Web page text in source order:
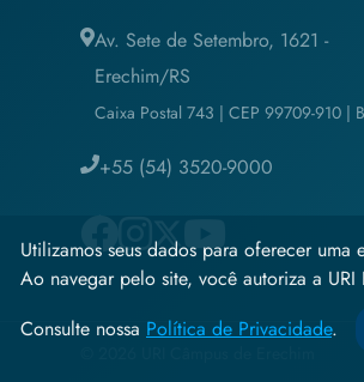
Av. Sete de Setembro, 1621 -
Erechim/RS
Caixa Postal 743 | CEP 99709-910 |
+55 (54) 3520-9000
Utilizamos seus dados para oferecer
Ao navegar pelo site, você autoriza a
Consulte nossa Política de Privacidade.